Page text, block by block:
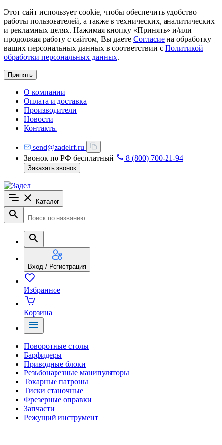
Этот сайт использует cookie, чтобы обеспечить удобство
работы пользователей, а также в технических, аналитических
и рекламных целях. Нажимая кнопку «Принять» и/или
продолжая работу с сайтом, Вы даете Согласие на обработку
ваших персональных данных в соответствии с Политикой
обработки персональных данных.
Принять
О компании
Оплата и доставка
Производители
Новости
Контакты
send@zadelrf.ru
Звонок по РФ бесплатный
8 (800) 700-21-94
Заказать звонок
Каталог
Вход / Регистрация
Избранное
Корзина
Поворотные столы
Барфидеры
Приводные блоки
Резьбонарезные манипуляторы
Токарные патроны
Тиски станочные
Фрезерные оправки
Запчасти
Режущий инструмент